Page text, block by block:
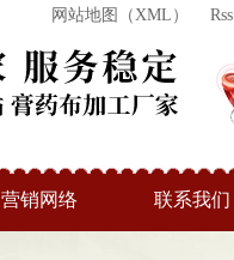
网站地图（XML） Rss
营销网络 联系我们